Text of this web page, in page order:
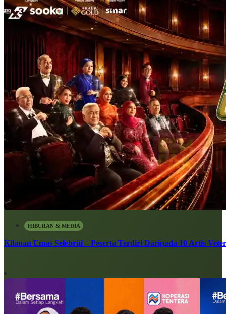
HIBURAN & MEDIA
Kilauan Emas Selebriti – Peserta Terdiri Daripada 10 Artis